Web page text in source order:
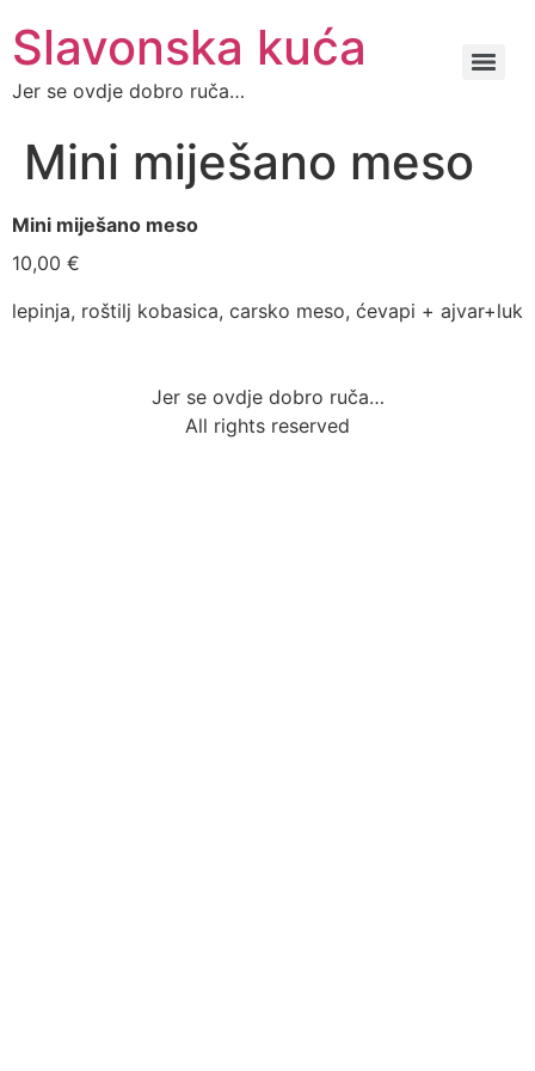
Slavonska kuća
Jer se ovdje dobro ruča…
Mini miješano meso
Mini miješano meso
10,00 €
lepinja, roštilj kobasica, carsko meso, ćevapi + ajvar+luk
Jer se ovdje dobro ruča…
All rights reserved